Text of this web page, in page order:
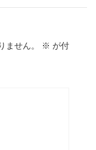
ません。 ※ が付